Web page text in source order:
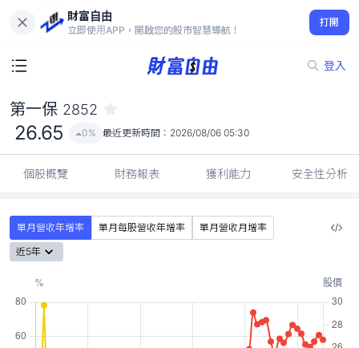
財富自由
立即使用APP，開啟您的股市智慧導航！
打開
登入
26.65
0%
第一保 2852
26.65 0% 最近更新時間： 2026/08/06 05:30
個股概覽 財務報表 獲利能力 安全性分析
單月營收年增率 單月每股營收年增率
單月營收月增率
近5年